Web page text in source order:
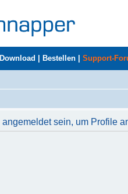
Download Bestellen Support-
sein, um Profile